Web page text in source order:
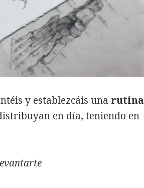
y establezcáis una rutina
en día, teniendo en